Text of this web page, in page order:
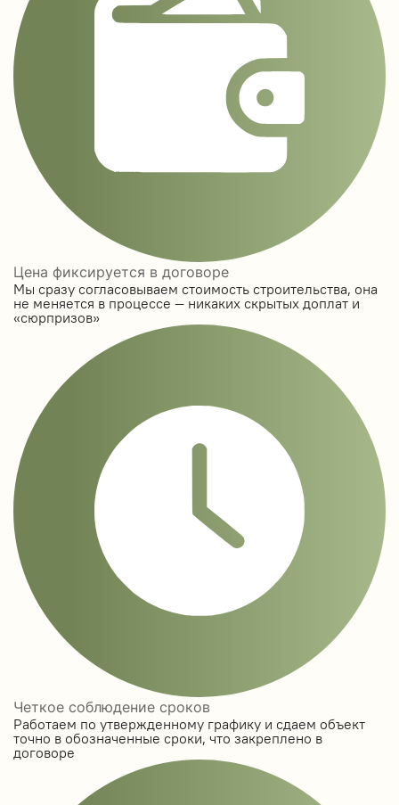
Цена фиксируется в договоре
Мы сразу согласовываем стоимость строительства, она
не меняется в процессе — никаких скрытых доплат и
«сюрпризов»
Четкое соблюдение сроков
Работаем по утвержденному графику и сдаем объект
точно в обозначенные сроки, что закреплено в
договоре